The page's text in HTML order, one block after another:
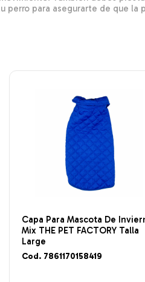
perro para asegurarte de que la
Capa Para Mascota De
Mix THE PET FACTORY Talla
Large
Cod. 7861170158419